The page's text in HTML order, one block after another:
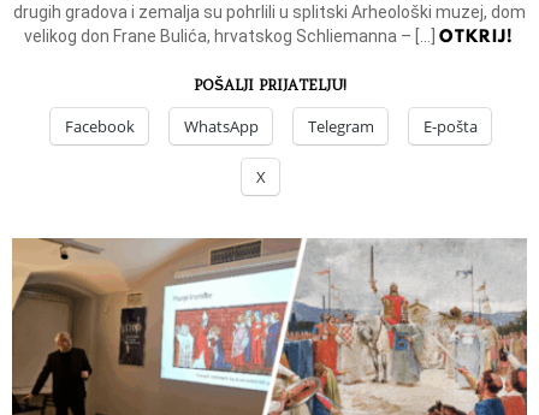
drugih gradova i zemalja su pohrlili u splitski Arheološki muzej, dom
velikog don Frane Bulića, hrvatskog Schliemanna – […]OTKRIJ!
POŠALJI PRIJATELJU!
Facebook WhatsApp Telegram E-pošta
X